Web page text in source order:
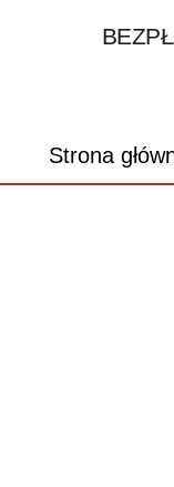
Strona